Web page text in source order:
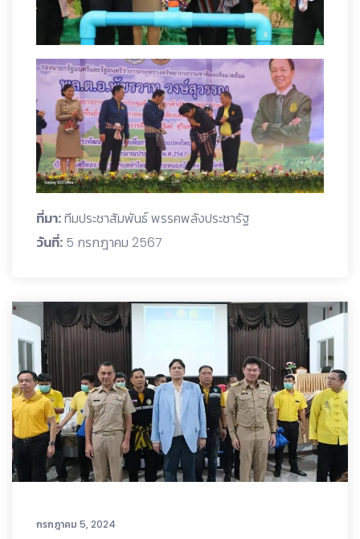
ที่มา:ทีมประชาสัมพันธ์ พรรคพลังประชารัฐ
วันที่: 5 กรกฎาคม 2567
กรกฎาคม 5, 2024